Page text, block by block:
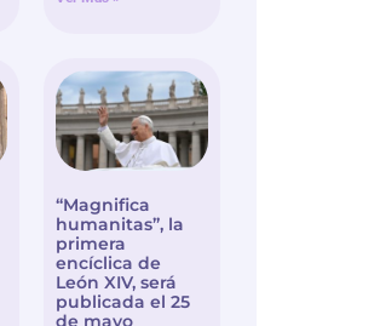
“Magnifica
humanitas”, la
primera
encíclica de
León XIV, será
publicada el 25
de mayo